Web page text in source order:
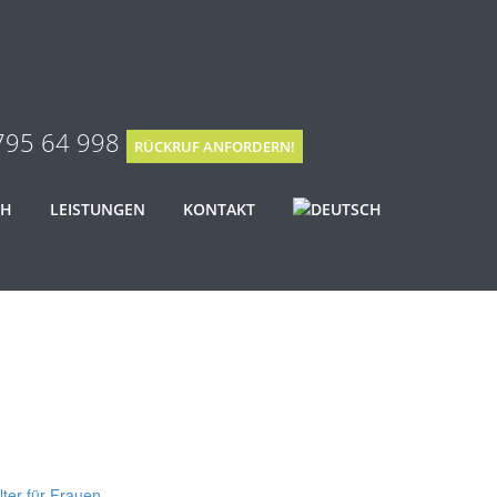
64 998 RÜCKRUF ANFORDERN!
LEISTUNGEN KONTAKT